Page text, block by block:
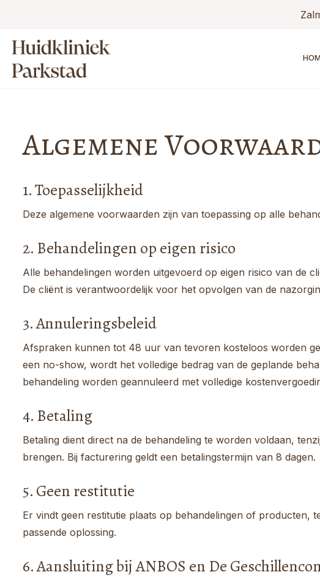
Zalm DNA Skinbooster + Microneedling: €159,-
Algemene
1. Toepasselijkheid
Deze algemene voorwaarden zijn van toepassing op alle
2. Behandelingen op eigen risico
Alle behandelingen worden uitgevoerd op eigen risico van de
De cliënt is verantwoordelijk voor het opvolgen van de
3. Annuleringsbeleid
Afspraken kunnen tot 48 uur van tevoren kosteloos worden
een no-show, wordt het volledige bedrag van de geplande
behandeling worden geannuleerd met volledige
4. Betaling
Betaling dient direct na de behandeling te worden voldaan,
brengen. Bij facturering geldt een betalingstermijn van 8 dagen.
5. Geen restitutie
Er vindt geen restitutie plaats op behandelingen of producten,
passende oplossing.
6. Aansluiting bij ANBOS en De